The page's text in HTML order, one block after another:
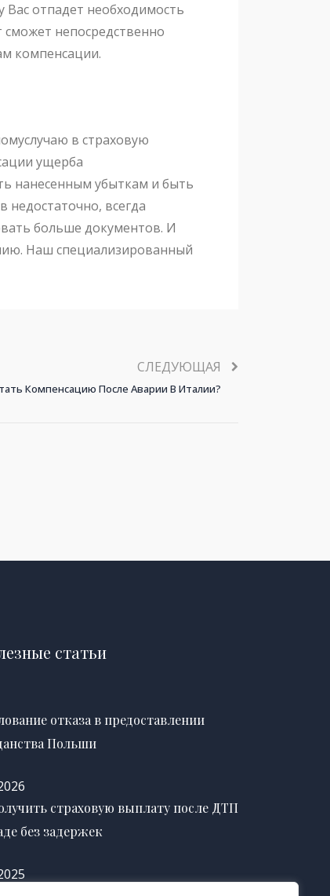
Вас отпадет необходимость
непосредственно
компенсации.
в страховую
ущерба
нанесенным убыткам и быть
недостаточно, всегда
больше документов. И
Наш специализированный
СЛЕДУЮЩАЯ
Компенсацию После Аварии В Италии?
статьи
отказа в предоставлении
Польши
страховую выплату после ДТП
без задержек